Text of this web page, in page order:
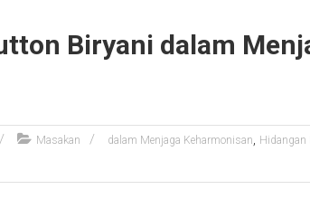
Biryani dalam
Masakan dalam Menjaga Keharmonisan, Hidangan